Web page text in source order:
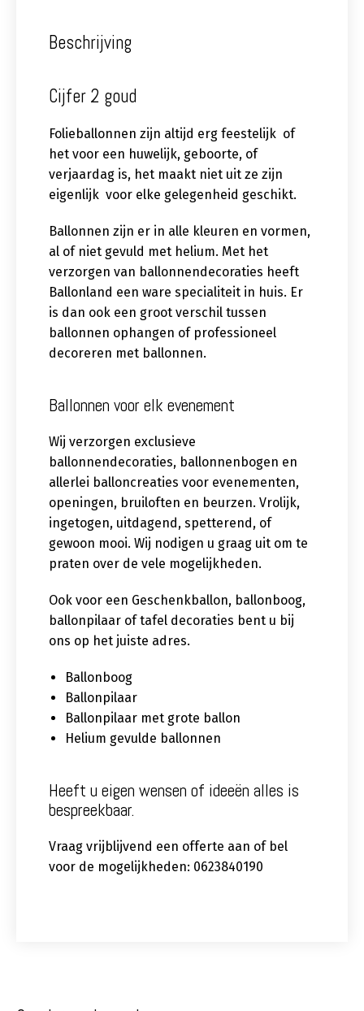
Beschrijving
Cijfer 2 goud
Folieballonnen zijn altijd erg feestelijk of
het voor een huwelijk, geboorte, of
verjaardag is, het maakt niet uit ze zijn
eigenlijk voor elke gelegenheid geschikt.
Ballonnen zijn er in alle kleuren en vormen,
al of niet gevuld met helium. Met het
verzorgen van ballonnendecoraties heeft
Ballonland een ware specialiteit in huis. Er
is dan ook een groot verschil tussen
ballonnen ophangen of professioneel
decoreren met ballonnen.
Ballonnen voor elk evenement
Wij verzorgen exclusieve
ballonnendecoraties, ballonnenbogen en
allerlei balloncreaties voor evenementen,
openingen, bruiloften en beurzen. Vrolijk,
ingetogen, uitdagend, spetterend, of
gewoon mooi. Wij nodigen u graag uit om te
praten over de vele mogelijkheden.
Ook voor een Geschenkballon, ballonboog,
ballonpilaar of tafel decoraties bent u bij
ons op het juiste adres.
Ballonboog
Ballonpilaar
Ballonpilaar met grote ballon
Helium gevulde ballonnen
Heeft u eigen wensen of ideeën alles is
bespreekbaar.
Vraag vrijblijvend een offerte aan of bel
voor de mogelijkheden: 0623840190